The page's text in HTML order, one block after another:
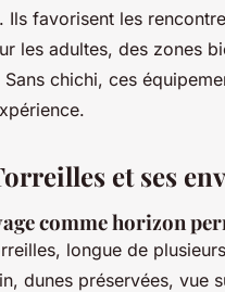
Ils favorisent les
les adultes, des zones
Sans chichi, ces
et ses
comme horizon
longue de
dunes préservées, vue